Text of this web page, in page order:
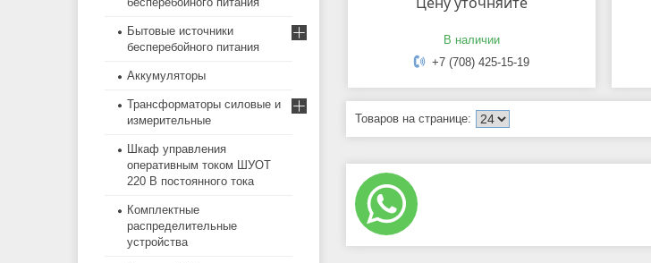
В наличии
+7 (708) 425-15-19
Бытовые источники
бесперебойного питания
Аккумуляторы
Трансформаторы силовые и
измерительные
Шкаф управления
оперативным током ШУОТ
220 В постоянного тока
Комплектные
распределительные
устройства